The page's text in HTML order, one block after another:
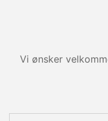
Vi ønsker